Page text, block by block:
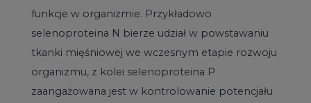
funkcje w organizmie. Przykładowo
selenoproteina N bierze udział w powstawaniu
tkanki mięśniowej we wczesnym etapie rozwoju
organizmu, z kolei selenoproteina P
zaangażowana jest w kontrolowanie potencjału